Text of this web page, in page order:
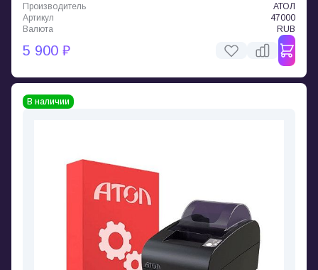
Производитель
АТОЛ
Артикул
47000
Валюта
RUB
5 900 ₽
В наличии